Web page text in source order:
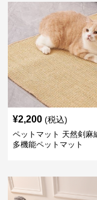
¥2,200 (税込)
ペットマット 天然剣麻
多機能ペットマット